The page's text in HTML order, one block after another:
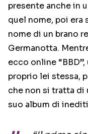
presente anche in
quel nome, poi era
nome di un brano
Germanotta.
ecco online
proprio lei stessa,
che non si tratta di
suo album di